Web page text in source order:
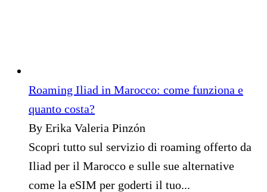
Roaming Iliad in Marocco: come funziona e
quanto costa?
By Erika Valeria Pinzón
Scopri tutto sul servizio di roaming offerto da
Iliad per il Marocco e sulle sue alternative
come la eSIM per goderti il tuo...